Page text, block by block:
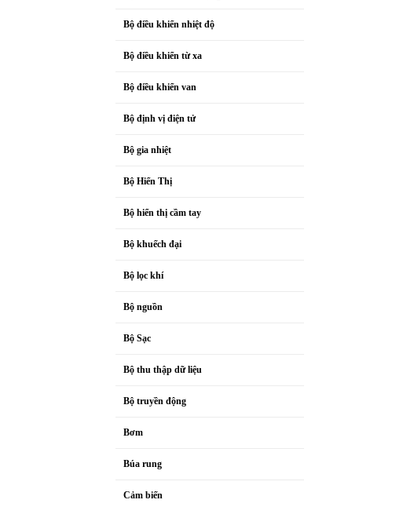
Bộ điều khiển nhiệt độ
Bộ điều khiển từ xa
Bộ điều khiển van
Bộ định vị điện tử
Bộ gia nhiệt
Bộ Hiển Thị
Bộ hiển thị cầm tay
Bộ khuếch đại
Bộ lọc khí
Bộ nguồn
Bộ Sạc
Bộ thu thập dữ liệu
Bộ truyền động
Bơm
Búa rung
Cảm biến